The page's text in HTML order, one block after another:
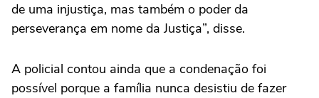
de uma injustiça, mas também o poder da
perseverança em nome da Justiça”, disse.
A policial contou ainda que a condenação foi
possível porque a família nunca desistiu de fazer